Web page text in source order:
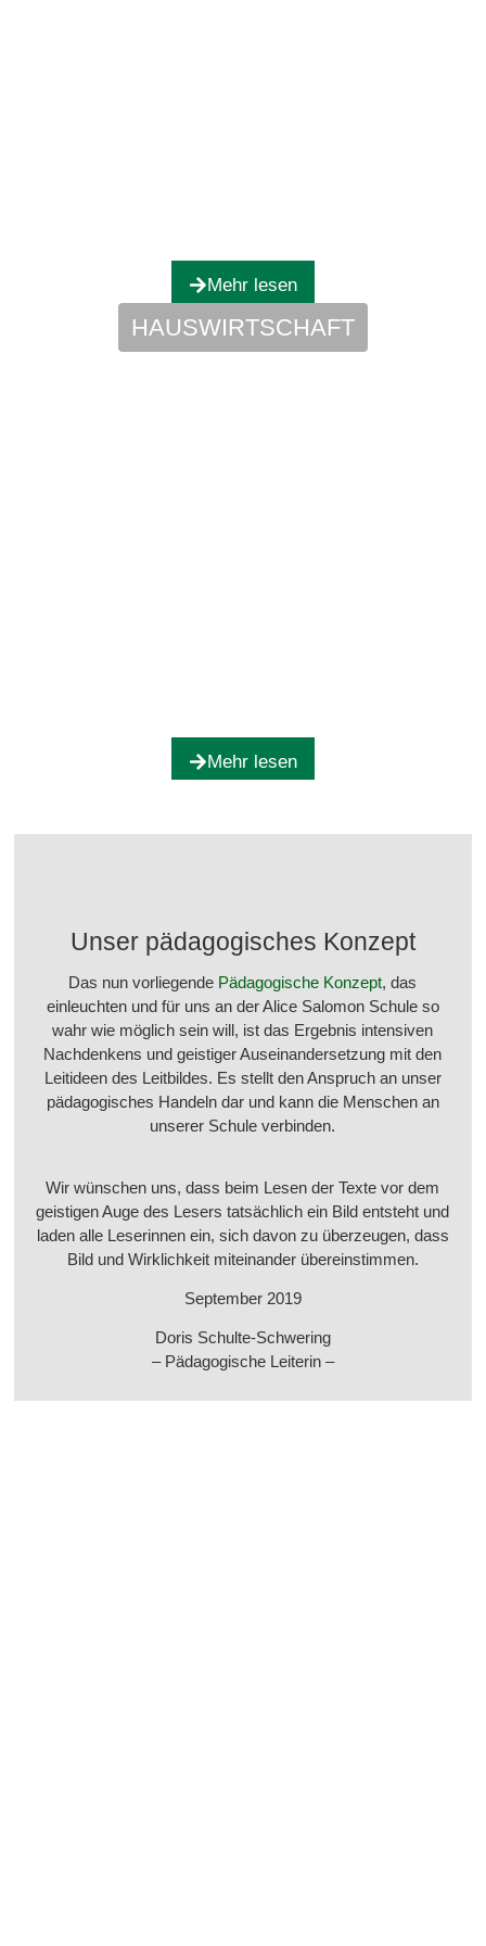
Mehr lesen
HAUSWIRTSCHAFT
Mehr lesen
​​Unser pädagogisches Konzept
Das nun vorliegende Pädagogische Konzept, das
einleuchten und für uns an der Alice Salomon Schule so
wahr wie möglich sein will, ist das Ergebnis intensiven
Nachdenkens und geistiger Auseinandersetzung mit den
Leitideen des Leitbildes. Es stellt den Anspruch an unser
pädagogisches Handeln dar und kann die Menschen an
unserer Schule verbinden.
Wir wünschen uns, dass beim Lesen der Texte vor dem
geistigen Auge des Lesers tatsächlich ein Bild entsteht und
laden alle Leserinnen ein, sich davon zu überzeugen, dass
Bild und Wirklichkeit miteinander übereinstimmen.
September 2019
Doris Schulte-Schwering
– Pädagogische Leiterin –